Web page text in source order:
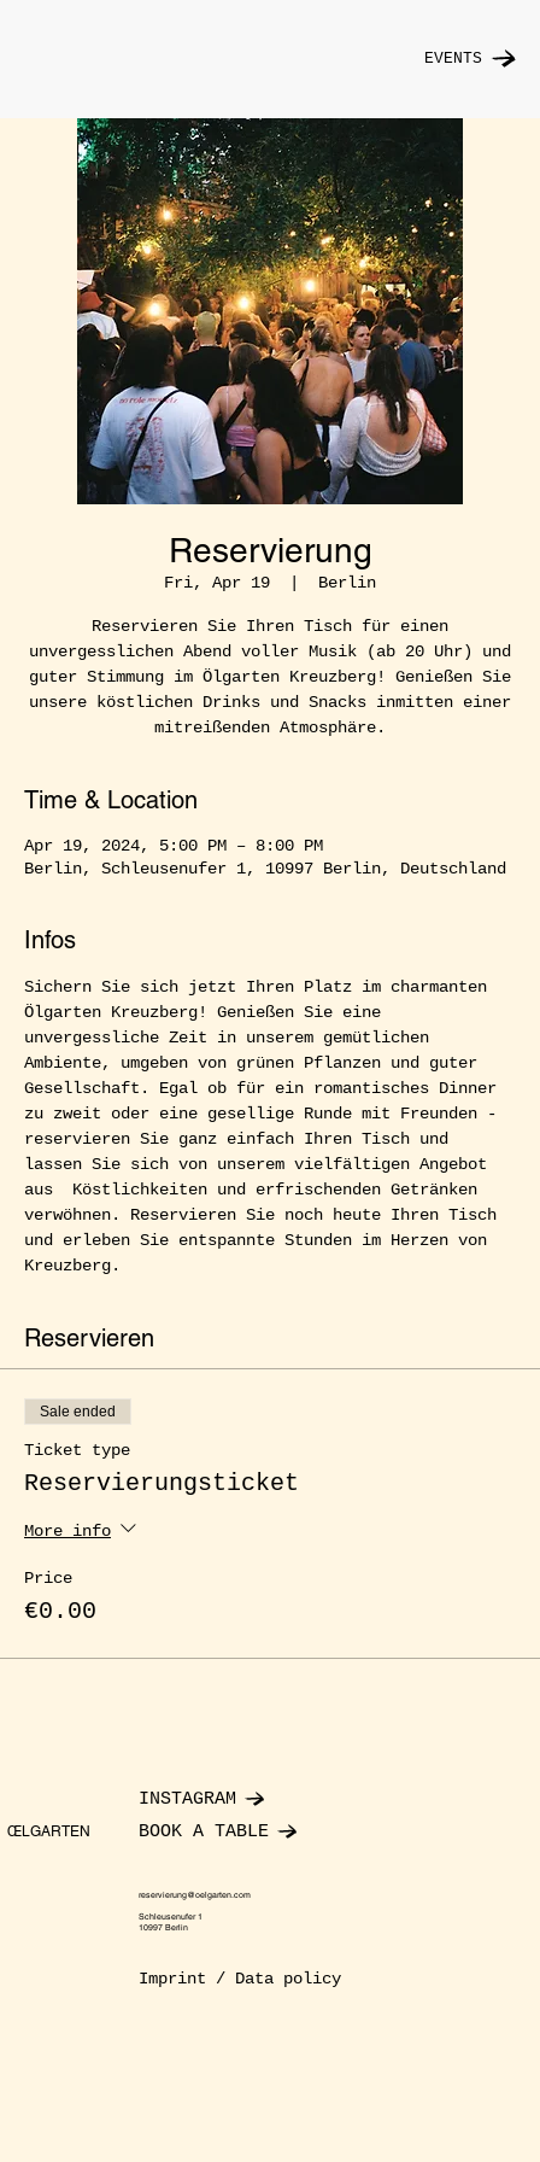
EVENTS
Reservierung
Fri, Apr 19
  |
Berlin
Reservieren Sie Ihren Tisch für einen
unvergesslichen Abend voller Musik (ab 20 Uhr) und
guter Stimmung im Ölgarten Kreuzberg! Genießen Sie
unsere köstlichen Drinks und Snacks inmitten einer
mitreißenden Atmosphäre.
Time & Location
Apr 19, 2024, 5:00 PM – 8:00 PM
Berlin, Schleusenufer 1, 10997 Berlin, Deutschland
Infos
Sichern Sie sich jetzt Ihren Platz im charmanten
Ölgarten Kreuzberg! Genießen Sie eine
unvergessliche Zeit in unserem gemütlichen
Ambiente, umgeben von grünen Pflanzen und guter
Gesellschaft. Egal ob für ein romantisches Dinner
zu zweit oder eine gesellige Runde mit Freunden -
reservieren Sie ganz einfach Ihren Tisch und
lassen Sie sich von unserem vielfältigen Angebot
aus  Köstlichkeiten und erfrischenden Getränken
verwöhnen. Reservieren Sie noch heute Ihren Tisch
und erleben Sie entspannte Stunden im Herzen von
Kreuzberg.
Reservieren
Sale ended
Ticket type
Reservierungsticket
More info
Price
€0.00
ŒLGARTEN
INSTAGRAM
BOOK A TABLE
reservierung@oelgarten.com
Schleusenufer 1
10997 Berlin
Imprint / Data policy